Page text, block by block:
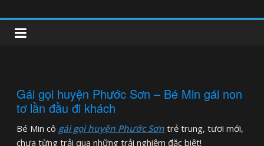
to
content
clipnonglive.com
Gái gọi huyện Phước Sơn – Bé Min gái non
tơ lần đầu đi khách
Bé Min cô gái gọi huyện Phước Sơn trẻ trung, tươi mới,
chưa từng trải qua những trải nghiệm đặc biệt!